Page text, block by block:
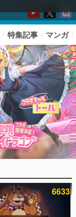
特集記事 マンガ
6633